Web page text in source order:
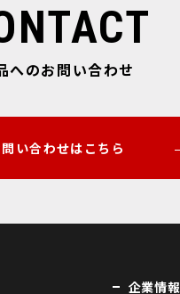
へのお問い合わせ
い合わせはこちら
企業情報